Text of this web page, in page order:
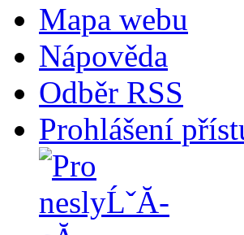
Mapa webu
Nápověda
Odběr RSS
Prohlášení